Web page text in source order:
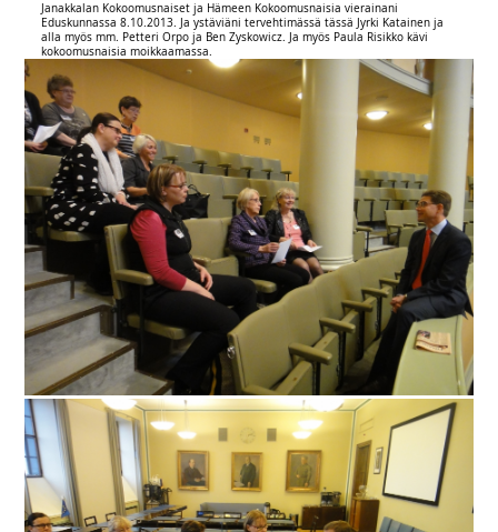
Janakkalan Kokoomusnaiset ja Hämeen Kokoomusnaisia vierainani
Eduskunnassa 8.10.2013. Ja ystäviäni tervehtimässä tässä Jyrki Katainen ja
alla myös mm. Petteri Orpo ja Ben Zyskowicz. Ja myös Paula Risikko kävi
kokoomusnaisia moikkaamassa.